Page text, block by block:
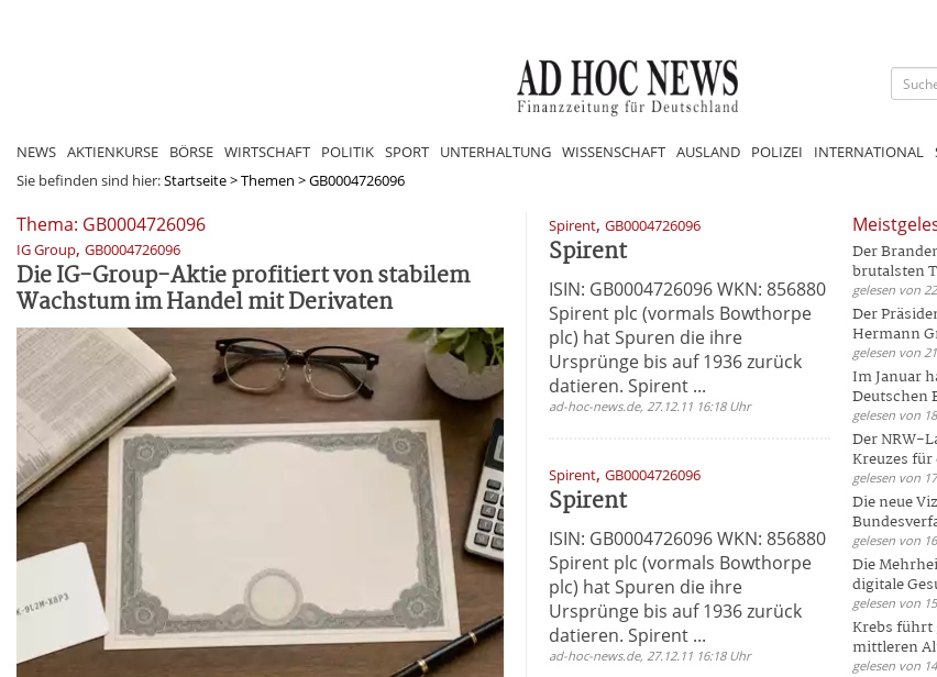
NEWS AKTIENKURSE BÖRSE WIRTSCHAFT POLITIK SPORT UNTERHALTUNG WISSENSCHAFT AUSLAND POLIZEI INTERNATIONAL
Sie befinden sind hier:Startseite>Themen >GB0004726096
Thema: GB0004726096
IG Group, GB0004726096
Die IG-Group-Aktie profitiert von stabilem
Wachstum im Handel mit Derivaten
Spirent, GB0004726096
Spirent
ISIN: GB0004726096 WKN: 856880
Spirent plc (vormals Bowthorpe
plc) hat Spuren die ihre
Ursprünge bis auf 1936 zurück
datieren. Spirent ...
ad-hoc-news.de, 27.12.11 16:18 Uhr
Spirent, GB0004726096
Spirent
ISIN: GB0004726096 WKN: 856880
Spirent plc (vormals Bowthorpe
plc) hat Spuren die ihre
Ursprünge bis auf 1936 zurück
datieren. Spirent ...
ad-hoc-news.de, 27.12.11 16:18 Uhr
Der
brutalsten
gelesen von
Der
Hermann
gelesen von
Im Januar
Deutschen
gelesen von
Der NRW-
Kreuzes
gelesen von
Die neue
gelesen von
Die
digitale
gelesen von
Krebs führt
mittleren
gelesen von